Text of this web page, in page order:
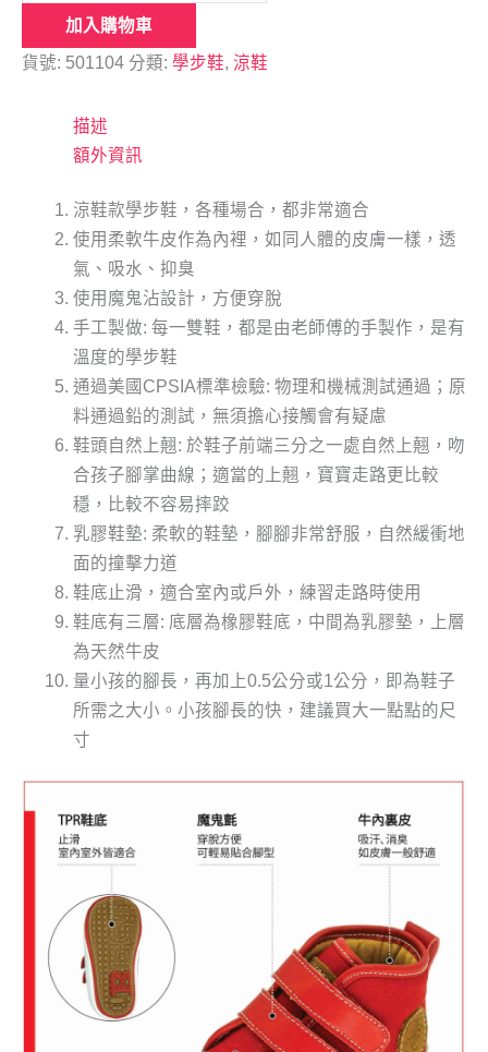
加入購物車
貨號: 501104 分類: 學步鞋, 涼鞋
描述
額外資訊
涼鞋款學步鞋，各種場合，都非常適合
使用柔軟牛皮作為內裡，如同人體的皮膚一樣，透
氣、吸水、抑臭
使用魔鬼沾設計，方便穿脫
手工製做: 每一雙鞋，都是由老師傅的手製作，是有
溫度的學步鞋
通過美國CPSIA標準檢驗: 物理和機械測試通過；原
料通過鉛的測試，無須擔心接觸會有疑慮
鞋頭自然上翹: 於鞋子前端三分之一處自然上翹，吻
合孩子腳掌曲線；適當的上翹，寶寶走路更比較
穩，比較不容易摔跤
乳膠鞋墊: 柔軟的鞋墊，腳腳非常舒服，自然緩衝地
面的撞擊力道
鞋底止滑，適合室內或戶外，練習走路時使用
鞋底有三層: 底層為橡膠鞋底，中間為乳膠墊，上層
為天然牛皮
量小孩的腳長，再加上0.5公分或1公分，即為鞋子
所需之大小。小孩腳長的快，建議買大一點點的尺
寸